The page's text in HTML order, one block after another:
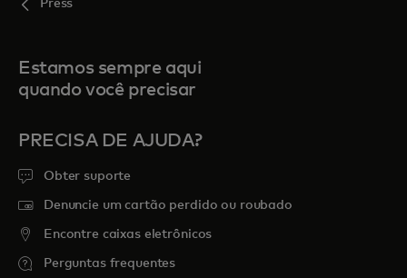
Press
Estamos sempre aqui
quando você precisar
PRECISA DE AJUDA?
Obter suporte
Denuncie um cartão perdido ou roubado
Encontre caixas eletrônicos
Perguntas frequentes